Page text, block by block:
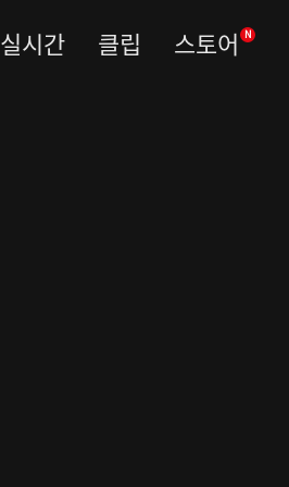
실시간 클립 스토어 N